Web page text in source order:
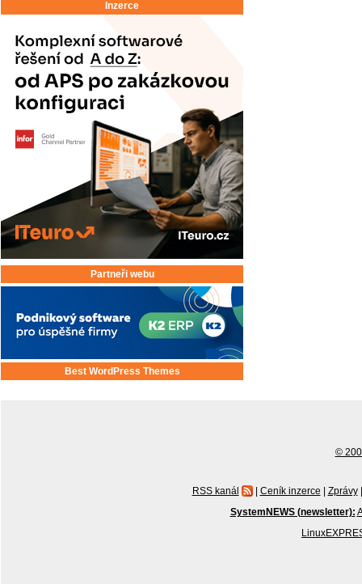
Inzerce
Partneři webu
Best WordPress Themes
©
RSS kanál | Ceník inzerce | Zprávy |
SystemNEWS (newsletter):